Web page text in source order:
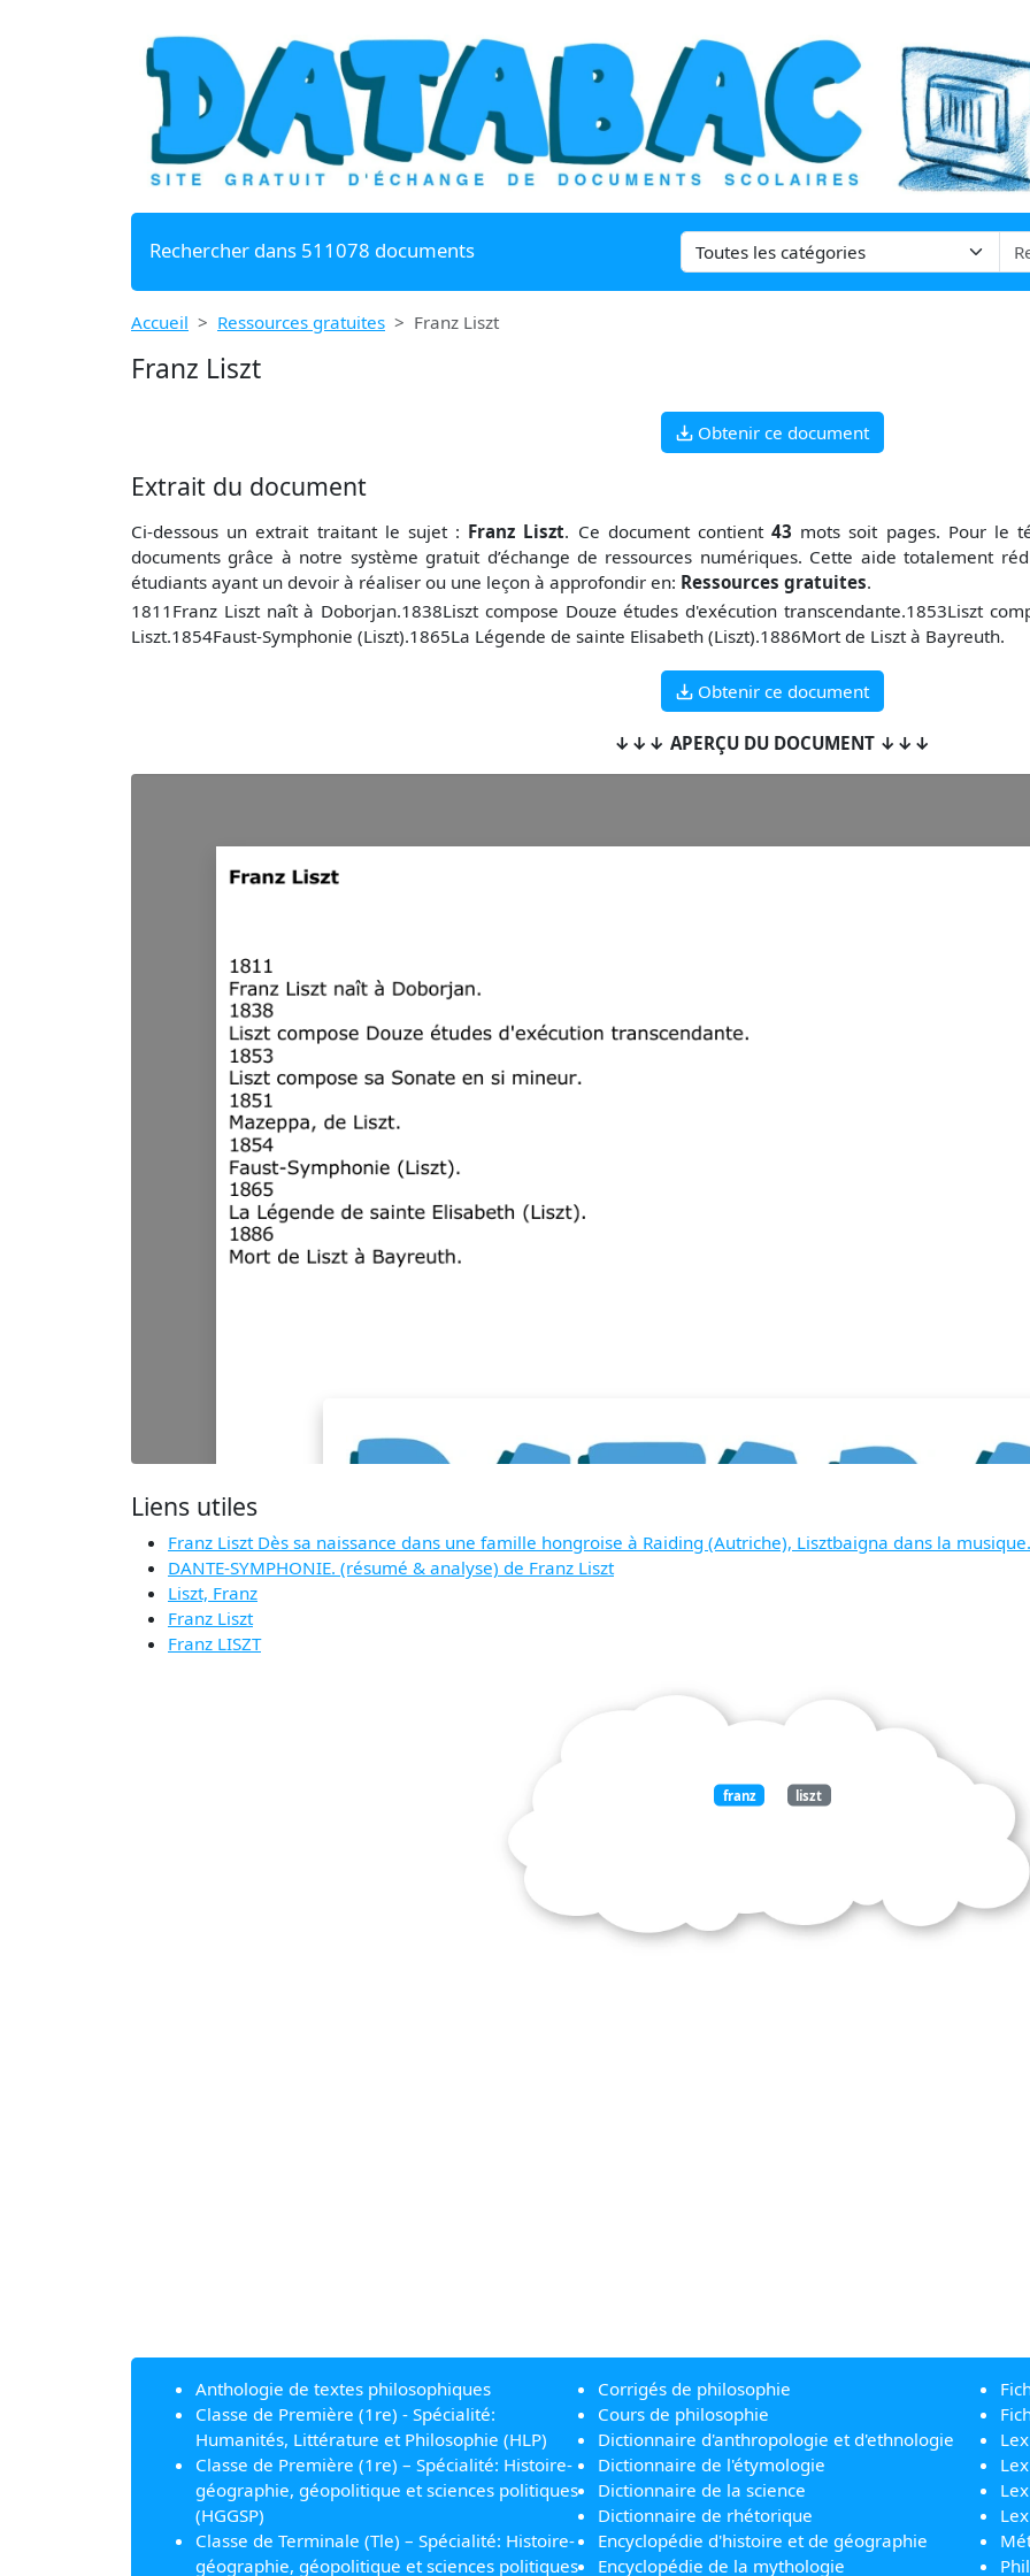
Rechercher dans 511078 documents
Accueil Ressources gratuites Franz Liszt
Franz Liszt
Obtenir ce document
Extrait du document
Ci-dessous un extrait traitant le sujet : Franz Liszt. Ce document contient43 mots soit pages. Pour le
documents grâce à notre système gratuit d’échange de ressources numériques. Cette aide totalement
étudiants ayant un devoir à réaliser ou une leçon à approfondir en: Ressources gratuites.
1811Franz Liszt naît à Doborjan.1838Liszt compose Douze études d'exécution transcendante.1853Liszt
Liszt.1854Faust-Symphonie (Liszt).1865La Légende de sainte Elisabeth (Liszt).1886Mort de Liszt à Bayreuth.
Obtenir ce document
↓↓↓ APERÇU DU DOCUMENT ↓↓↓
Liens utiles
Franz Liszt Dès sa naissance dans une famille hongroise à Raiding (Autriche), Lisztbaigna dans la musique.
DANTE-SYMPHONIE. (résumé & analyse) de Franz Liszt
Liszt, Franz
Franz Liszt
Franz LISZT
franz liszt
Anthologie de textes philosophiques
Classe de Première (1re) - Spécialité:
Humanités, Littérature et Philosophie (HLP)
Classe de Première (1re) – Spécialité: Histoire-
géographie, géopolitique et sciences politiques
(HGGSP)
Classe de Terminale (Tle) – Spécialité: Histoire-
géographie, géopolitique et sciences politiques
Corrigés de philosophie
Cours de philosophie
Dictionnaire d'anthropologie et d'ethnologie
Dictionnaire de l'étymologie
Dictionnaire de la science
Dictionnaire de rhétorique
Encyclopédie d'histoire et de géographie
Encyclopédie de la mythologie